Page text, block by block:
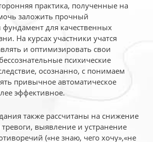
практика, полученные на
заложить прочный
для качественных
На курсах участники учатся
и оптимизировать свои
психические
осознанно, с понимаем
привычное автоматическое
эффективное.
также рассчитаны на снижение
тревоги, выявление и устранение
(«не знаю, чего хочу»,«не